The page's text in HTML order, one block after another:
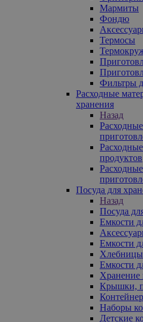
Мармиты
Фондю
Термосы
Фильтры
Расходные
хранения
Назад
продуктов
Посуда для
Назад
Посуда
Емкости
Емкости
Хлебницы
Емкости
Хранение
Крышки,
Наборы
Детские